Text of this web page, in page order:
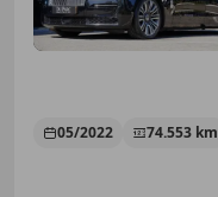
05/2022 74.553 km